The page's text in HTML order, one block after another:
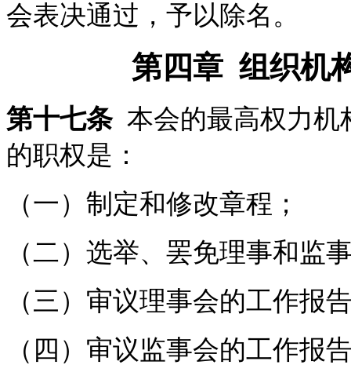
会表决通过，予以除名。
第四章 组织机
第十七条本会的最高权力机
的职权是：
（一）制定和修改章程；
（二）选举、罢免理事和监
（三）审议理事会的工作报
（四）审议监事会的工作报